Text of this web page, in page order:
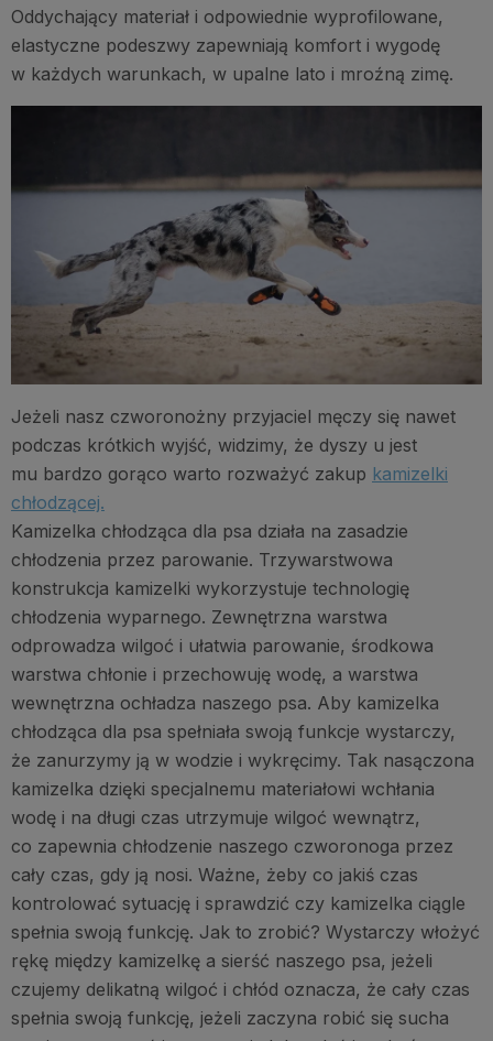
Oddychający materiał i odpowiednie wyprofilowane,
elastyczne podeszwy zapewniają komfort i wygodę
w każdych warunkach, w upalne lato i mroźną zimę.
Jeżeli nasz czworonożny przyjaciel męczy się nawet
podczas krótkich wyjść, widzimy, że dyszy u jest
mu bardzo gorąco warto rozważyć zakup kamizelki
chłodzącej.
Kamizelka chłodząca dla psa działa na zasadzie
chłodzenia przez parowanie. Trzywarstwowa
konstrukcja kamizelki wykorzystuje technologię
chłodzenia wyparnego. Zewnętrzna warstwa
odprowadza wilgoć i ułatwia parowanie, środkowa
warstwa chłonie i przechowuję wodę, a warstwa
wewnętrzna ochładza naszego psa. Aby kamizelka
chłodząca dla psa spełniała swoją funkcje wystarczy,
że zanurzymy ją w wodzie i wykręcimy. Tak nasączona
kamizelka dzięki specjalnemu materiałowi wchłania
wodę i na długi czas utrzymuje wilgoć wewnątrz,
co zapewnia chłodzenie naszego czworonoga przez
cały czas, gdy ją nosi. Ważne, żeby co jakiś czas
kontrolować sytuację i sprawdzić czy kamizelka ciągle
spełnia swoją funkcję. Jak to zrobić? Wystarczy włożyć
rękę między kamizelkę a sierść naszego psa, jeżeli
czujemy delikatną wilgoć i chłód oznacza, że cały czas
spełnia swoją funkcję, jeżeli zaczyna robić się sucha